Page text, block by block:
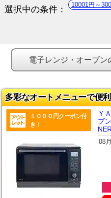
選択中の条件： 10001円～
電子レンジ・オーブン
多彩なオートメニューで
１０００円クーポン付
き！
Ｙ
ブ
08